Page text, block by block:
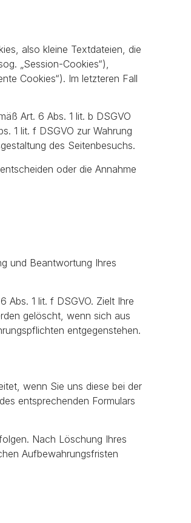
also kleine Textdateien, die
„Session-Cookies“),
Cookies“). Im letzteren Fall
Art. 6 Abs. 1 lit. b DSGVO
1 lit. f DSGVO zur Wahrung
des Seitenbesuchs.
oder die Annahme
und Beantwortung Ihres
Abs. 1 lit. f DSGVO. Zielt Ihre
gelöscht, wenn sich aus
entgegenstehen.
wenn Sie uns diese bei der
entsprechenden Formulars
Nach Löschung Ihres
Aufbewahrungsfristen